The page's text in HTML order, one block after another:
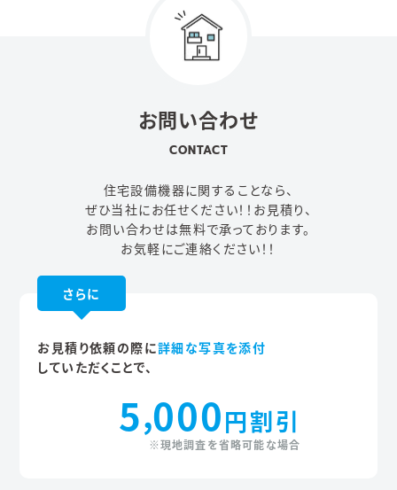
お問い合わせ
CONTACT
住宅設備機器に関することなら、
ぜひ当社にお任せください！！ お見積り、
お問い合わせは無料で承っております。
お気軽にご連絡ください！！
さらに
お見積り依頼の際に詳細な写真を添付
していただくことで、
5,000円割引
※現地調査を省略可能な場合